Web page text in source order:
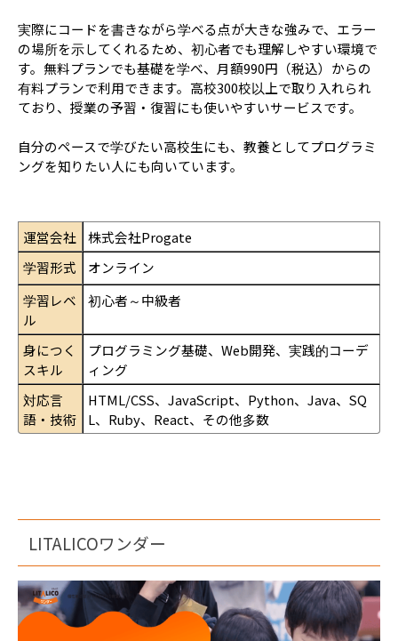
実際にコードを書きながら学べる点が大きな強みで、エラー
の場所を示してくれるため、初心者でも理解しやすい環境で
す。無料プランでも基礎を学べ、月額990円（税込）からの
有料プランで利用できます。高校300校以上で取り入れられ
ており、授業の予習・復習にも使いやすいサービスです。
自分のペースで学びたい高校生にも、教養としてプログラミ
ングを知りたい人にも向いています。
運営会社
株式会社Progate
学習形式
オンライン
学習レベ
ル
初心者～中級者
身につく
スキル
プログラミング基礎、Web開発、実践的コーデ
ィング
対応言
語・技術
HTML/CSS、JavaScript、Python、Java、SQ
L、Ruby、React、その他多数
LITALICOワンダー